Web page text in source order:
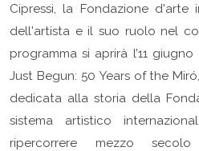
Cipressi, la Fondazione d'arte
dell'artista e il suo ruolo nel
programma si aprirà l’11
Just Begun: 50 Years of the
dedicata alla storia della
sistema artistico
ripercorrere mezzo